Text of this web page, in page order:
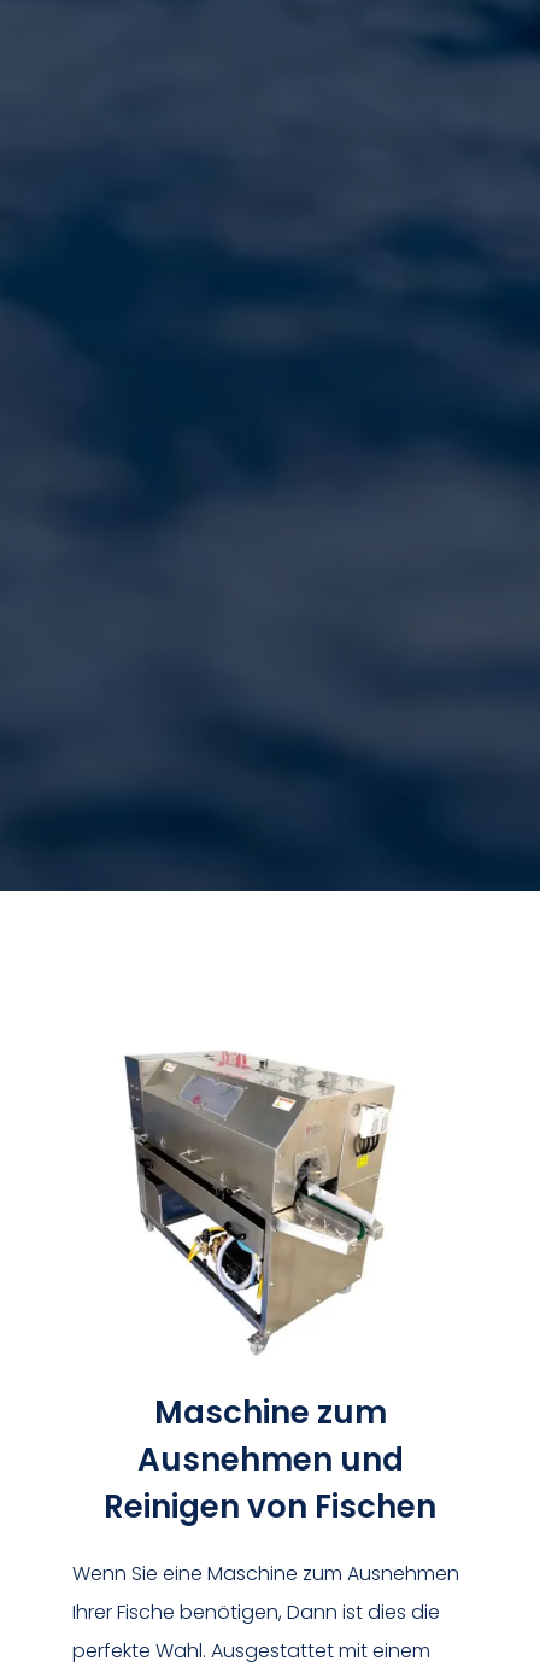
Maschine zum
Ausnehmen und
Reinigen von Fischen
Wenn Sie eine Maschine zum Ausnehmen
Ihrer Fische benötigen, Dann ist dies die
perfekte Wahl. Ausgestattet mit einem